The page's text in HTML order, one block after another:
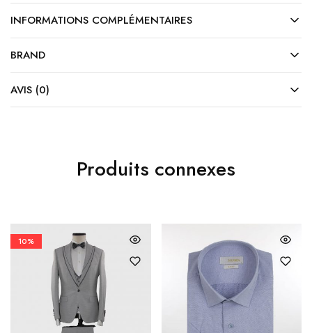
INFORMATIONS COMPLÉMENTAIRES
BRAND
AVIS (0)
Produits connexes
10%